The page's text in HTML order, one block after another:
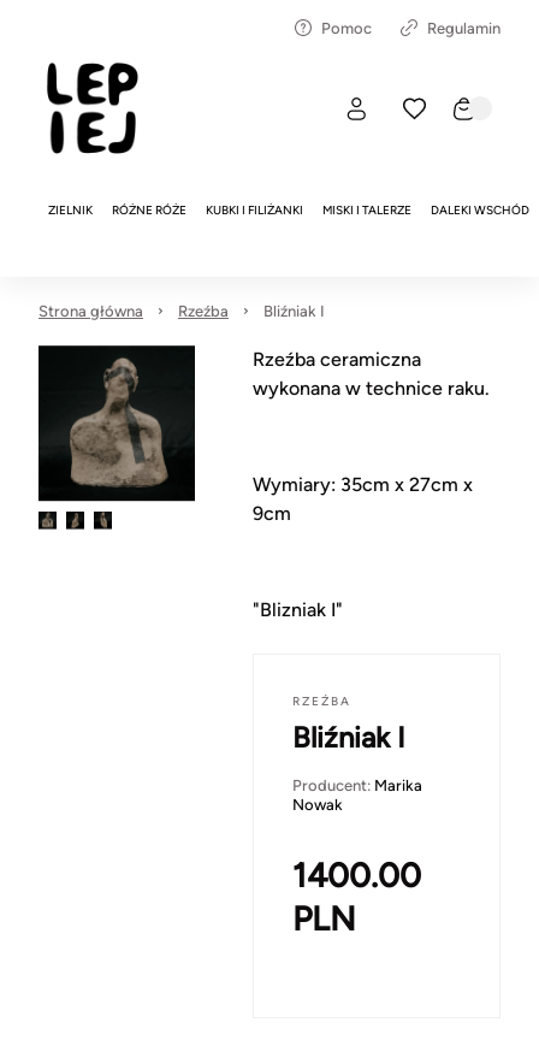
Pomoc Regulamin
ZIELNIK RÓŻNE RÓŻE KUBKI I FILIŻANKI MISKI I TALERZE DALEKI WSCHÓD
Strona główna Rzeźba Bliźniak I
Rzeźba ceramiczna
wykonana w technice raku.
Wymiary: 35cm x 27cm x
9cm
"Blizniak I"
RZEŹBA
Bliźniak I
Producent: Marika
Nowak
1400.00
PLN